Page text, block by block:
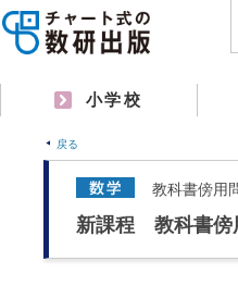
小学校
戻る
教科書傍用
新課程 教科書